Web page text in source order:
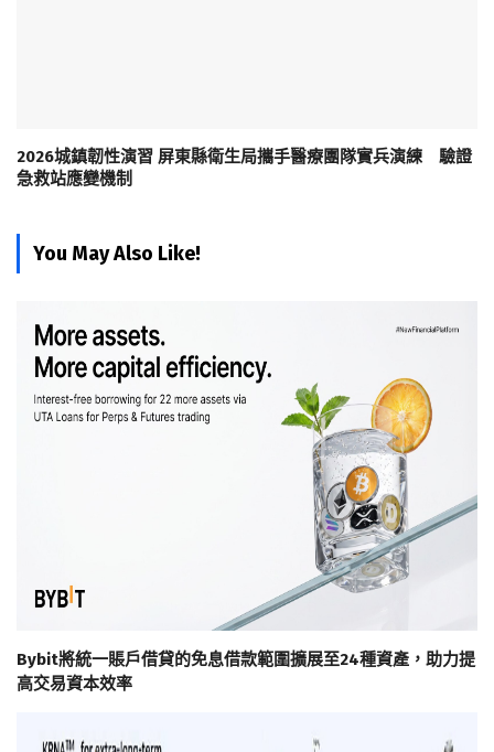
2026城鎮韌性演習 屏東縣衛生局攜手醫療團隊實兵演練 驗證
急救站應變機制
You May Also Like!
Bybit將統一賬戶借貸的免息借款範圍擴展至24種資產，助力提
高交易資本效率